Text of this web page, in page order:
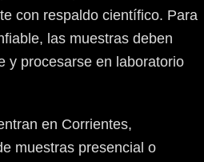
con respaldo científico. Para
las muestras deben
y procesarse en laboratorio
en Corrientes,
muestras presencial o